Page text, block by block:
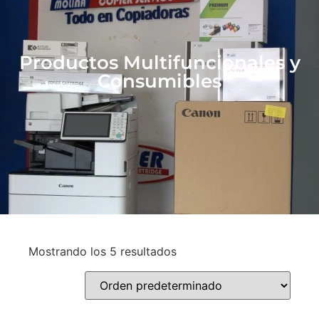
Productos Multifuncionales y
Consumibles
Mostrando los 5 resultados